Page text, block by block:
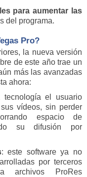
para aumentar las
del programa.
Pro?
la nueva versión
de este año trae un
más las avanzadas
ahora:
el usuario
vídeos, sin perder
espacio de
su difusión por
: este software ya no
por terceros
archivos ProRes